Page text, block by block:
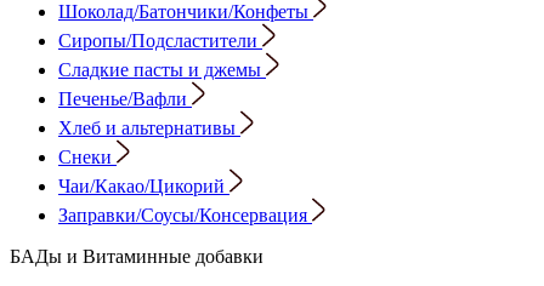
Шоколад/Батончики/Конфеты
Сиропы/Подсластители
Сладкие пасты и джемы
Печенье/Вафли
Хлеб и альтернативы
Снеки
Чаи/Какао/Цикорий
Заправки/Соусы/Консервация
БАДы и Витаминные добавки